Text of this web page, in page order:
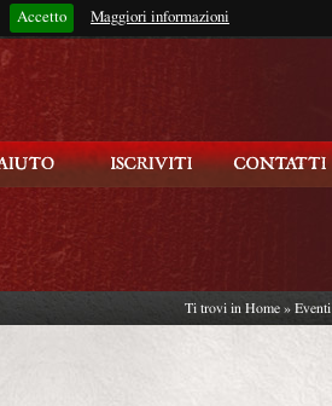
Accetto Maggiori informazioni
Rimani connesso?
Ti trovi in Home » Eventi